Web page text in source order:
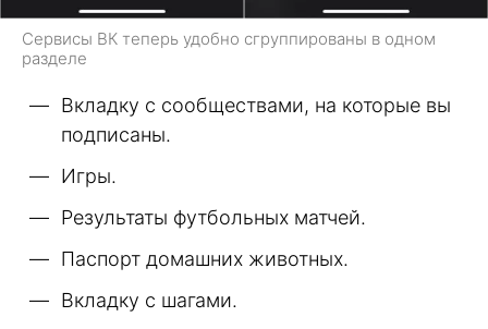
Сервисы ВК теперь удобно сгруппированы в одном
разделе
Вкладку с сообществами, на которые вы
подписаны.
Игры.
Результаты футбольных матчей.
Паспорт домашних животных.
Вкладку с шагами.